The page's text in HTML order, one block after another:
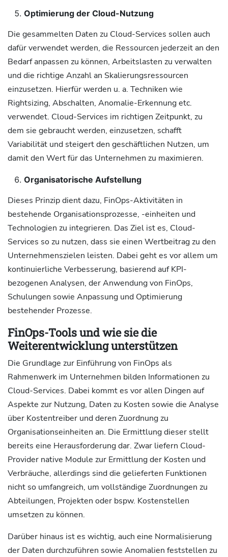
Optimierung der Cloud-Nutzung
Die gesammelten Daten zu Cloud-Services sollen auch
dafür verwendet werden, die Ressourcen jederzeit an den
Bedarf anpassen zu können, Arbeitslasten zu verwalten
und die richtige Anzahl an Skalierungsressourcen
einzusetzen. Hierfür werden u. a. Techniken wie
Rightsizing, Abschalten, Anomalie-Erkennung etc.
verwendet. Cloud-Services im richtigen Zeitpunkt, zu
dem sie gebraucht werden, einzusetzen, schafft
Variabilität und steigert den geschäftlichen Nutzen, um
damit den Wert für das Unternehmen zu maximieren.
Organisatorische Aufstellung
Dieses Prinzip dient dazu, FinOps-Aktivitäten in
bestehende Organisationsprozesse, -einheiten und
Technologien zu integrieren. Das Ziel ist es, Cloud-
Services so zu nutzen, dass sie einen Wertbeitrag zu den
Unternehmenszielen leisten. Dabei geht es vor allem um
kontinuierliche Verbesserung, basierend auf KPI-
bezogenen Analysen, der Anwendung von FinOps,
Schulungen sowie Anpassung und Optimierung
bestehender Prozesse.
FinOps-Tools und wie sie die
Weiterentwicklung unterstützen
Die Grundlage zur Einführung von FinOps als
Rahmenwerk im Unternehmen bilden Informationen zu
Cloud-Services. Dabei kommt es vor allen Dingen auf
Aspekte zur Nutzung, Daten zu Kosten sowie die Analyse
über Kostentreiber und deren Zuordnung zu
Organisationseinheiten an. Die Ermittlung dieser stellt
bereits eine Herausforderung dar. Zwar liefern Cloud-
Provider native Module zur Ermittlung der Kosten und
Verbräuche, allerdings sind die gelieferten Funktionen
nicht so umfangreich, um vollständige Zuordnungen zu
Abteilungen, Projekten oder bspw. Kostenstellen
umsetzen zu können.
Darüber hinaus ist es wichtig, auch eine Normalisierung
der Daten durchzuführen sowie Anomalien feststellen zu